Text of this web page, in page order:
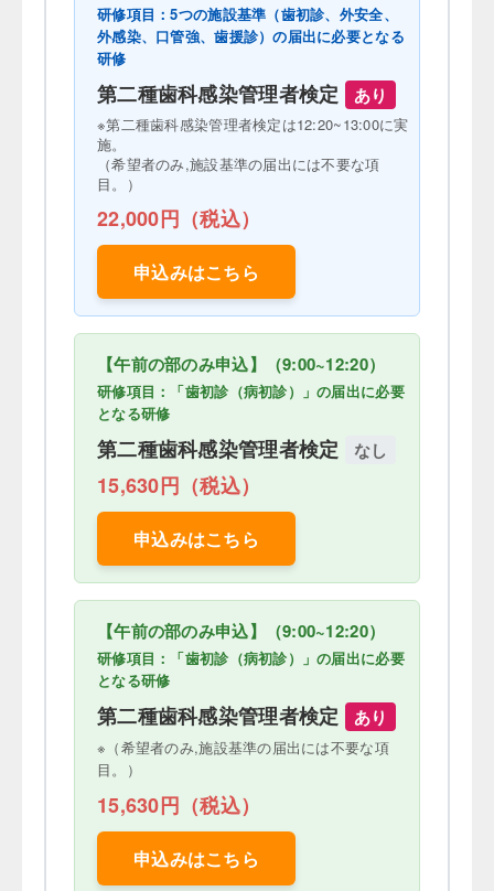
研修項目：5つの施設基準（歯初診、外安全、
外感染、口管強、歯援診）の届出に必要となる
研修
第二種歯科感染管理者検定 あり
※第二種歯科感染管理者検定は12:20~13:00に実
施。
（希望者のみ,施設基準の届出には不要な項
目。）
22,000円（税込）
申込みはこちら
【午前の部のみ申込】（9:00~12:20）
研修項目：「歯初診（病初診）」の届出に必要
となる研修
第二種歯科感染管理者検定 なし
15,630円（税込）
申込みはこちら
【午前の部のみ申込】（9:00~12:20）
研修項目：「歯初診（病初診）」の届出に必要
となる研修
第二種歯科感染管理者検定 あり
※（希望者のみ,施設基準の届出には不要な項
目。）
15,630円（税込）
申込みはこちら